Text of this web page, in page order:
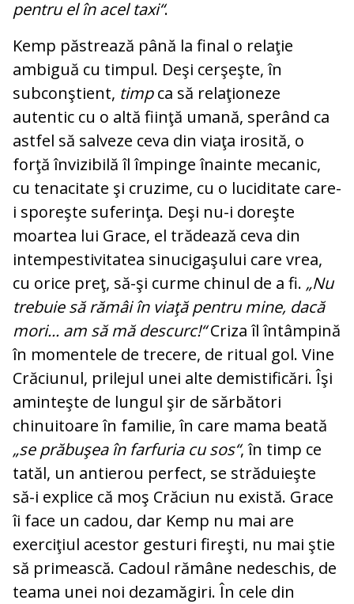
pentru el în acel taxi“.
Kemp păstrează până la final o relaţie
ambiguă cu timpul. Deşi cerşeşte, în
subconştient, timpca să relaţioneze
autentic cu o altă fiinţă umană, sperând ca
astfel să salveze ceva din viaţa irosită, o
forţă învizibilă îl împinge înainte mecanic,
cu tenacitate şi cruzime, cu o luciditate care-
i sporeşte suferinţa. Deşi nu-i doreşte
moartea lui Grace, el trădează ceva din
intempestivitatea sinucigaşului care vrea,
cu orice preţ, să-şi curme chinul de a fi. „Nu
trebuie să rămâi în viaţă pentru mine, dacă
mori... am să mă descurc!“Criza îl întâmpină
în momentele de trecere, de ritual gol. Vine
Crăciunul, prilejul unei alte demistificări. Îşi
aminteşte de lungul şir de sărbători
chinuitoare în familie, în care mama beată
„se prăbuşea în farfuria cu sos“, în timp ce
tatăl, un antierou perfect, se străduieşte
să-i explice că moş Crăciun nu există. Grace
îi face un cadou, dar Kemp nu mai are
exerciţiul acestor gesturi fireşti, nu mai ştie
să primească. Cadoul rămâne nedeschis, de
teama unei noi dezamăgiri. În cele din